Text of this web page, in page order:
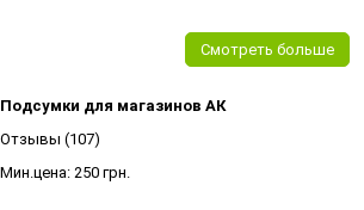
Смотреть больше
Подсумки для магазинов АК
Отзывы (107)
Мин.цена: 250 грн.